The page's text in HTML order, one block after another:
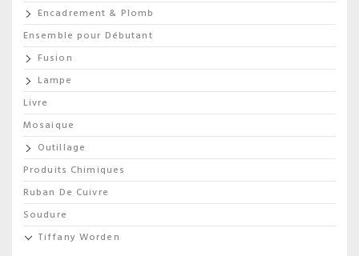
Encadrement & Plomb
Ensemble pour Débutant
Fusion
Lampe
Livre
Mosaique
Outillage
Produits Chimiques
Ruban De Cuivre
Soudure
Tiffany Worden